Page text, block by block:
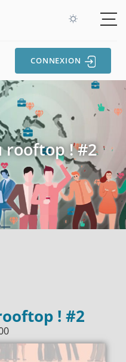
CONNEXION
rooftop ! #2
! #2